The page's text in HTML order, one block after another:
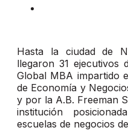
Hasta la ciudad de
llegaron 31 ejecutivos
Global MBA impartido
de Economía y
y por la A.B. Freeman
institución
escuelas de negocios